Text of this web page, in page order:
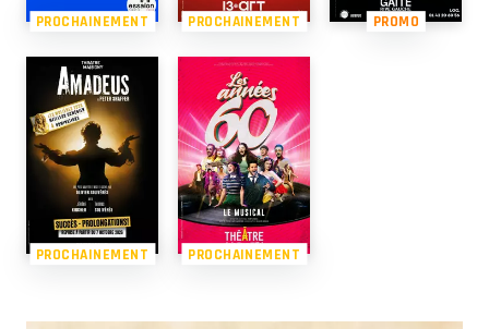
PROCHAINEMENT PROCHAINEMENT PROMO
PROCHAINEMENT PROCHAINEMENT